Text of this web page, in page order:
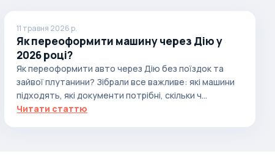
11 травня 2026 р.
Як переоформити машину через Дію у
2026 році?
Як переоформити авто через Дію без поїздок та
зайвої плутанини? Зібрали все важливе: які машини
підходять, які документи потрібні, скільки ч...
Читати статтю